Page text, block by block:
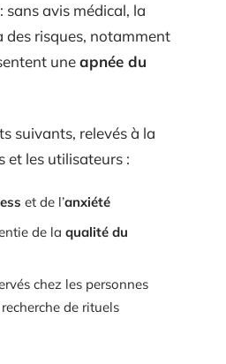
sans avis médical, la
des risques, notamment
uneapnée du
suivants, relevés à la
et les utilisateurs :
et de l’anxiété
de la qualité du
chez les personnes
de rituels